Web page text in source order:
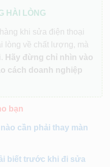
HÀI LÒNG
khi sửa điện thoại
lòng về chất lượng, mà
Hãy đừng chỉ nhìn vào
cách doanh nghiệp
bạn
cần phải thay màn
biết trước khi đi sửa